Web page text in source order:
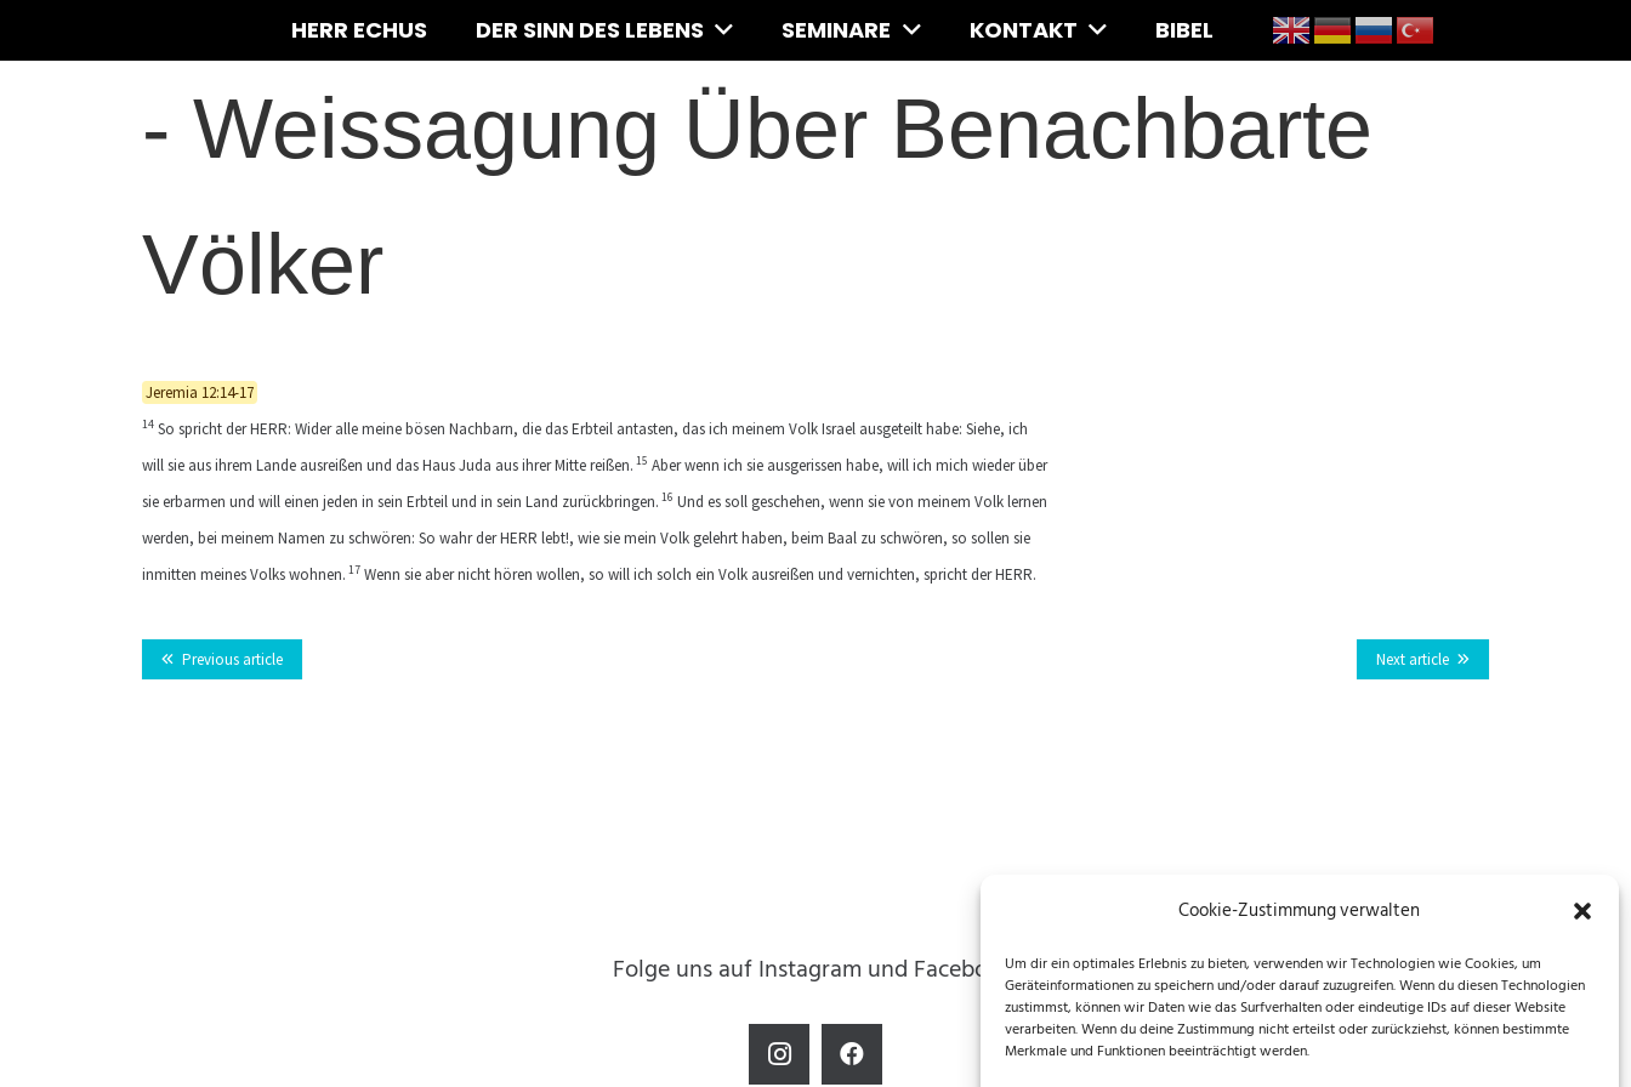
Cookie-Zustimmung verwalten
Um dir ein optimales Erlebnis zu bieten, verwenden wir Technologien wie Cookies, um
Geräteinformationen zu speichern und/oder darauf zuzugreifen. Wenn du diesen Technologien
zustimmst, können wir Daten wie das Surfverhalten oder eindeutige IDs auf dieser Website
verarbeiten. Wenn du deine Zustimmung nicht erteilst oder zurückziehst, können bestimmte
Merkmale und Funktionen beeinträchtigt werden.
HERR ECHUS DER SINN DES LEBENS SEMINARE KONTAKT BIBEL
- Weissagung Über Benachbarte
Völker
Jeremia 12:14-17
14 So spricht der HERR: Wider alle meine bösen Nachbarn, die das Erbteil antasten, das ich meinem Volk Israel ausgeteilt habe: Siehe, ich
will sie aus ihrem Lande ausreißen und das Haus Juda aus ihrer Mitte reißen. 15 Aber wenn ich sie ausgerissen habe, will ich mich wieder über
sie erbarmen und will einen jeden in sein Erbteil und in sein Land zurückbringen. 16 Und es soll geschehen, wenn sie von meinem Volk lernen
werden, bei meinem Namen zu schwören: So wahr der HERR lebt!, wie sie mein Volk gelehrt haben, beim Baal zu schwören, so sollen sie
inmitten meines Volks wohnen. 17 Wenn sie aber nicht hören wollen, so will ich solch ein Volk ausreißen und vernichten, spricht der HERR.
Next article
Previous article
Folge uns auf Instagram und Facebook!